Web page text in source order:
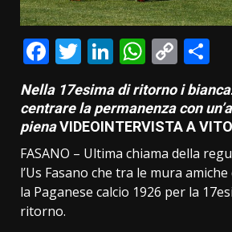
Facebook
Twitter
LinkedIn
Copy
Link
Nella 17esima di ritorno i
centrare la permanenza con
pienaVIDEOINTERVISTA A
FASANO – Ultima chiama della
l’Us Fasano che tra le mura
la Paganese calcio 1926 per la
ritorno.